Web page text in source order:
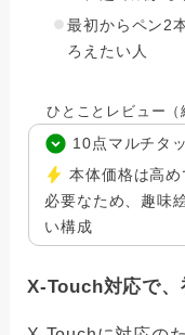
最初からペン2
ろえたい人
ひとことレビュー（
10点マルチタ
本体価格は高
必要なため、趣味
い構成
X-Touch対応で、